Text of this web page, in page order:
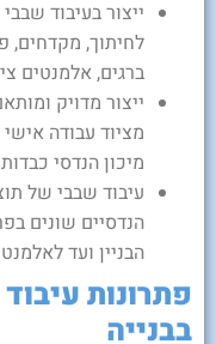
ייצור בעיבוד
לחיתוך, מקדחים,
ברגים, אלמנטים
ייצור מדויק
מציוד עבודה
מיכון הנדסי
עיבוד שבבי של
הנדסיים שונים
הבניין ועד
פתרונות
בבנייה